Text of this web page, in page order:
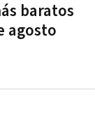
baratos
agosto